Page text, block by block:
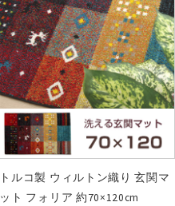
トルコ製 ウィルトン織り 玄関マ
ット フォリア 約70×120cm